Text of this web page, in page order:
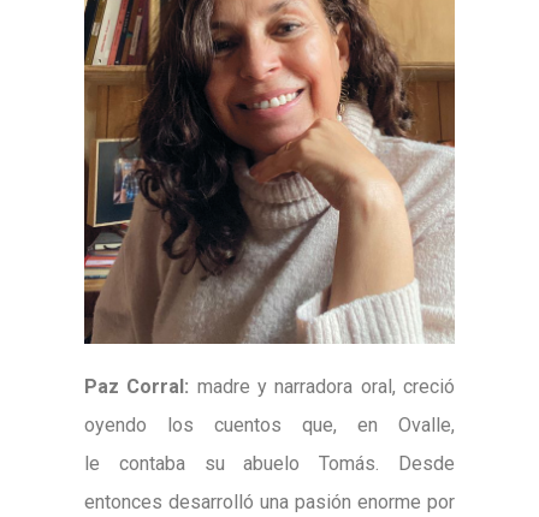
Paz Corral: madre y narradora oral, creció
oyendo los cuentos que, en Ovalle,
le contaba su abuelo Tomás. Desde
entonces desarrolló una pasión enorme por